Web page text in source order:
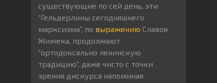
существующие по сей день, эти
“Гельдерлины сегодняшнего
марксизма”, по выражению Славоя
Жижека, продолжают
“ортодоксально ленинскую
традицию”, даже чисто с точки
зрения дискурса напоминая